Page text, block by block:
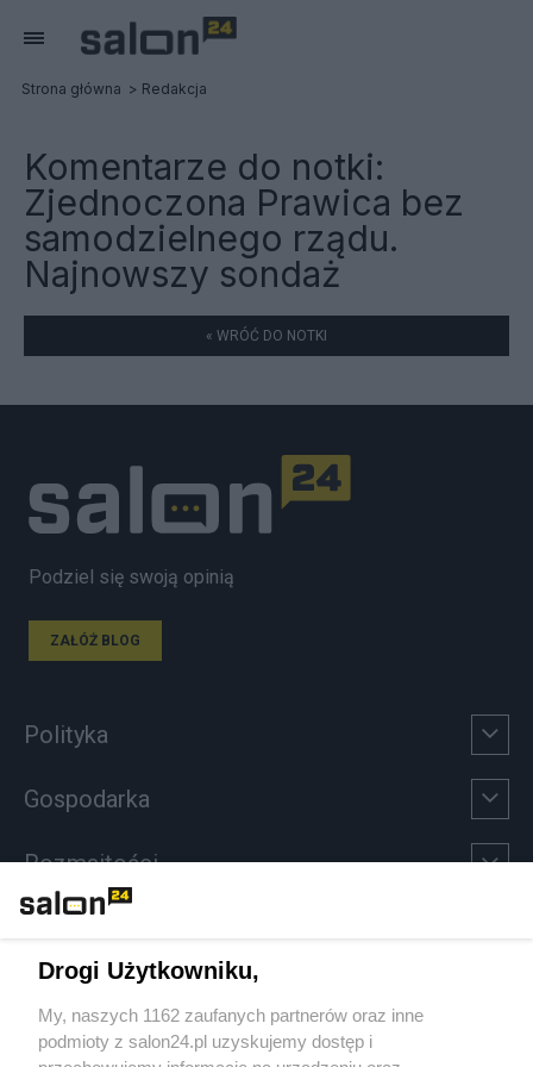
Strona główna Redakcja
Komentarze do notki:
Zjednoczona Prawica bez
samodzielnego rządu.
Najnowszy sondaż
« WRÓĆ DO NOTKI
Podziel się swoją opinią
ZAŁÓŻ BLOG
Polityka
Gospodarka
Rozmaitości
Sport
Społeczeństwo
Drogi Użytkowniku,
My, naszych 1162 zaufanych partnerów oraz inne
podmioty z salon24.pl uzyskujemy dostęp i